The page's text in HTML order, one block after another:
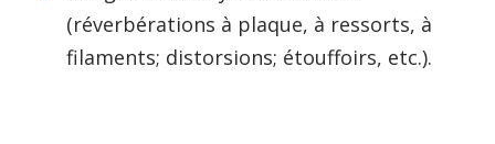
(réverbérations à plaque, à ressorts, à
filaments; distorsions; étouffoirs, etc.).